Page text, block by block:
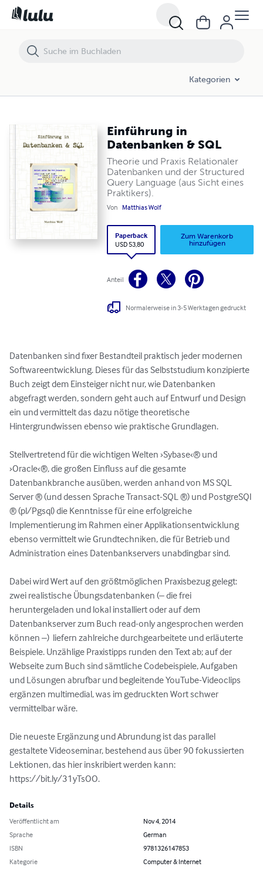
Kategorien
Einführung in
Datenbanken & SQL
Theorie und Praxis Relationaler
Datenbanken und der Structured
Query Language (aus Sicht eines
Praktikers).
Von Matthias Wolf
Paperback
USD 53,80
Zum Warenkorb
hinzufügen
Anteil
Normalerweise in 3-5 Werktagen gedruckt
Datenbanken sind fixer Bestandteil praktisch jeder modernen
Softwareentwicklung. Dieses für das Selbststudium konzipierte
Buch zeigt dem Einsteiger nicht nur, wie Datenbanken
abgefragt werden, sondern geht auch auf Entwurf und Design
ein und vermittelt das dazu nötige theoretische
Hintergrundwissen ebenso wie praktische Grundlagen.
Stellvertretend für die wichtigen Welten ›Sybase‹® und
›Oracle‹®, die großen Einfluss auf die gesamte
Datenbankbranche ausüben, werden anhand von MS SQL
Server ® (und dessen Sprache Transact-SQL ®) und PostgreSQl
® (pl/Pgsql) die Kenntnisse für eine erfolgreiche
Implementierung im Rahmen einer Applikationsentwicklung
ebenso vermittelt wie Grundtechniken, die für Betrieb und
Administration eines Datenbankservers unabdingbar sind.
Dabei wird Wert auf den größtmöglichen Praxisbezug gelegt:
zwei realistische Übungsdatenbanken (– die frei
heruntergeladen und lokal installiert oder auf dem
Datenbankserver zum Buch read-only angesprochen werden
können –)  liefern zahlreiche durchgearbeitete und erläuterte
Beispiele. Unzählige Praxistipps runden den Text ab; auf der
Webseite zum Buch sind sämtliche Codebeispiele, Aufgaben
und Lösungen abrufbar und begleitende YouTube-Videoclips
ergänzen multimedial, was im gedruckten Wort schwer
vermittelbar wäre.
Die neueste Ergänzung und Abrundung ist das parallel
gestaltete Videoseminar, bestehend aus über 90 fokussierten
Lektionen, das hier inskribiert werden kann:
https://bit.ly/31yTsOO.
Details
Veröffentlicht am
Nov 4, 2014
Sprache
German
ISBN
9781326147853
Kategorie
Computer & Internet
Einführung in Datenbanken & SQL